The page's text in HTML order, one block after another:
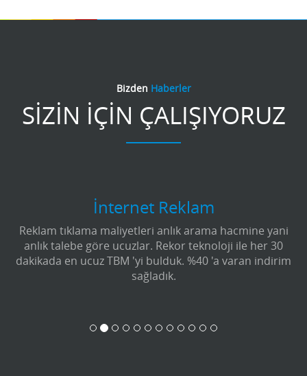
Bizden Haberler
SİZİN İÇİN ÇALIŞIYORUZ
İnternet Reklam
Reklam tıklama maliyetleri anlık arama hacmine yani
anlık talebe göre ucuzlar. Rekor teknoloji ile her 30
dakikada en ucuz TBM 'yi bulduk. %40 'a varan indirim
sağladık.